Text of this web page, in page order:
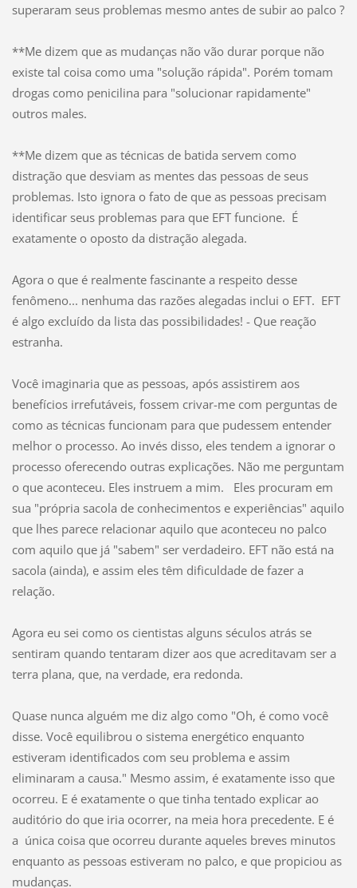
superaram seus problemas mesmo antes de subir ao palco ?
**Me dizem que as mudanças não vão durar porque não
existe tal coisa como uma "solução rápida". Porém tomam
drogas como penicilina para "solucionar rapidamente"
outros males.
**Me dizem que as técnicas de batida servem como
distração que desviam as mentes das pessoas de seus
problemas. Isto ignora o fato de que as pessoas precisam
identificar seus problemas para que EFT funcione. É
exatamente o oposto da distração alegada.
Agora o que é realmente fascinante a respeito desse
fenômeno... nenhuma das razões alegadas inclui o EFT. EFT
é algo excluído da lista das possibilidades! - Que reação
estranha.
Você imaginaria que as pessoas, após assistirem aos
benefícios irrefutáveis, fossem crivar-me com perguntas de
como as técnicas funcionam para que pudessem entender
melhor o processo. Ao invés disso, eles tendem a ignorar o
processo oferecendo outras explicações. Não me perguntam
o que aconteceu. Eles instruem a mim. Eles procuram em
sua "própria sacola de conhecimentos e experiências" aquilo
que lhes parece relacionar aquilo que aconteceu no palco
com aquilo que já "sabem" ser verdadeiro. EFT não está na
sacola (ainda), e assim eles têm dificuldade de fazer a
relação.
Agora eu sei como os cientistas alguns séculos atrás se
sentiram quando tentaram dizer aos que acreditavam ser a
terra plana, que, na verdade, era redonda.
Quase nunca alguém me diz algo como "Oh, é como você
disse. Você equilibrou o sistema energético enquanto
estiveram identificados com seu problema e assim
eliminaram a causa." Mesmo assim, é exatamente isso que
ocorreu. E é exatamente o que tinha tentado explicar ao
auditório do que iria ocorrer, na meia hora precedente. E é
a única coisa que ocorreu durante aqueles breves minutos
enquanto as pessoas estiveram no palco, e que propiciou as
mudanças.